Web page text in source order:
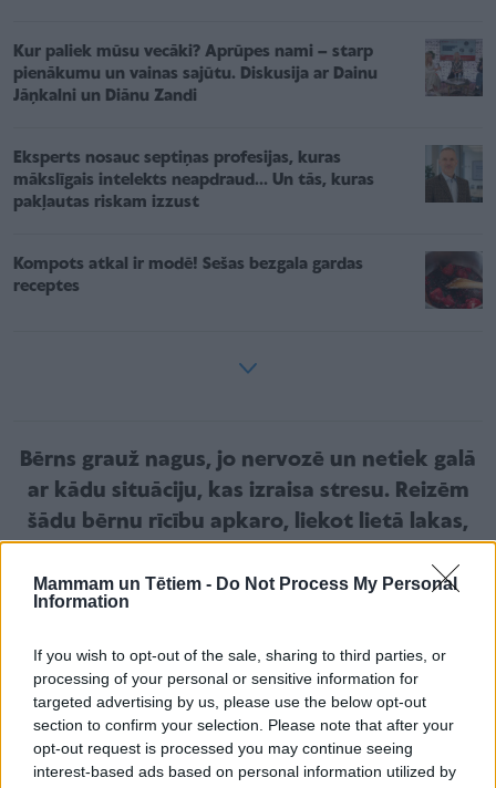
Mammam un Tētiem - Do Not Process My Personal
Information
If you wish to opt-out of the sale, sharing to third parties, or
processing of your personal or sensitive information for
targeted advertising by us, please use the below opt-out
section to confirm your selection. Please note that after your
opt-out request is processed you may continue seeing
interest-based ads based on personal information utilized by
Kur paliek mūsu vecāki? Aprūpes nami – starp
pienākumu un vainas sajūtu. Diskusija ar Dainu
Jāņkalni un Diānu Zandi
Eksperts nosauc septiņas profesijas, kuras
mākslīgais intelekts neapdraud... Un tās, kuras
pakļautas riskam izzust
Kompots atkal ir modē! Sešas bezgala gardas
receptes
Bērns grauž nagus, jo nervozē un netiek galā
ar kādu situāciju, kas izraisa stresu. Reizēm
šādu bērnu rīcību apkaro, liekot lietā lakas,
problēmu.
Vecākiem nevajadzētu bērnu kaunināt vai rāt par
nagu graušanu, jo tas tikai pastiprina nervozēšanu
un bērns grauzīs nagus vēl vairāk, mēģinās to pat
slēpt no vecākiem. Jāsaprot, ka bērns grauž nagus,